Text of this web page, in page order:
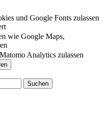
und Google Fonts zulassen
wie Google Maps,
Analytics zulassen